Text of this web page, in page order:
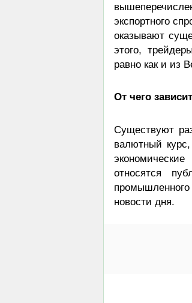
экспортного
оказывают
этого,
равно как и из
От чего
Существуют
валютный
относятся
промышленного
новости дня.